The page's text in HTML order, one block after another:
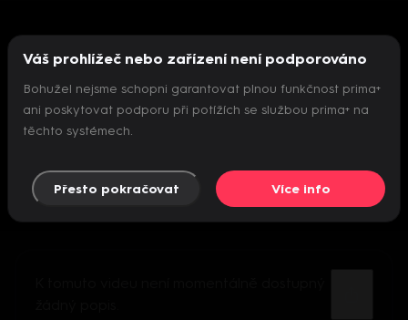
Nepodařilo se inicializovat přehrávač
Váš prohlížeč nebo zařízení není podporováno
Bohužel nejsme schopni garantovat plnou funkčnost prima+
ani poskytovat podporu při potížích se službou prima+ na
těchto systémech.
Přesto pokračovat Více info